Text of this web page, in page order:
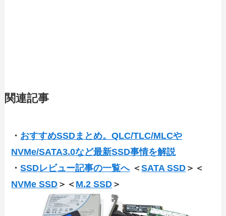
関連記事
・ おすすめSSDまとめ。QLC/TLC/MLCや
NVMe/SATA3.0など最新SSD事情を解説
・SSDレビュー記事の一覧へ＜SATA SSD ＞＜
NVMe SSD ＞＜ M.2 SSD ＞